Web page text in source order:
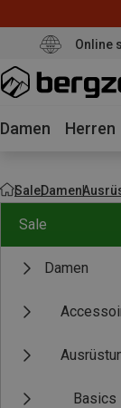
Online
Damen Herren
SaleDamen
Sale
Damen
Basics